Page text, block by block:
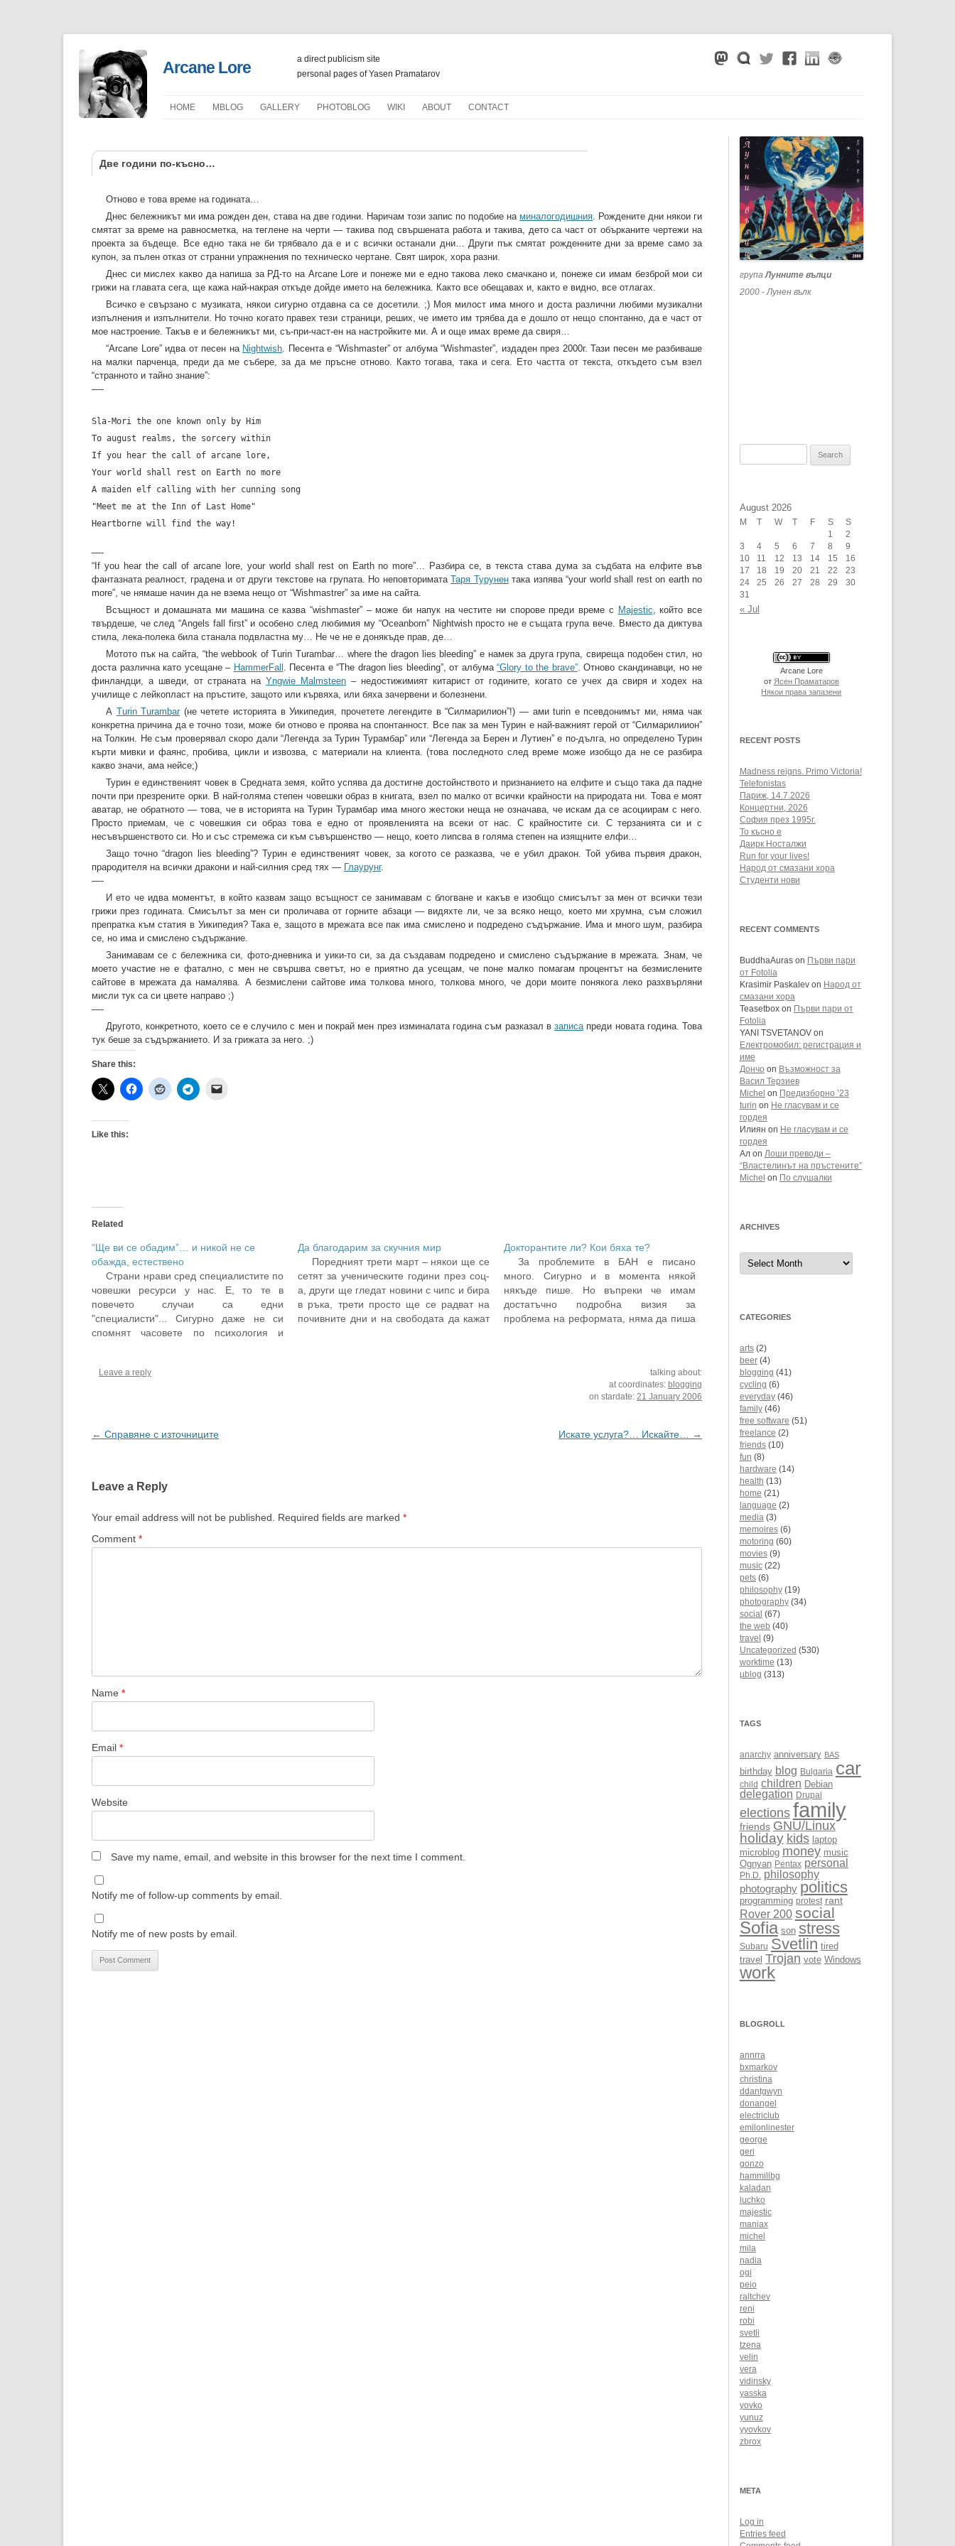
Arcane Lore
a direct publicism site
personal pages of Yasen Pramatarov
HOME ΜBLOG GALLERY PHOTOBLOG WIKI ABOUT CONTACT
Две години по-късно…
Отново е това време на годината…
Днес бележникът ми има рожден ден, става на две години. Наричам този запис по подобие на миналогодишния. Рождените дни някои ги
смятат за време на равносметка, на теглене на черти — такива под свършената работа и такива, дето са част от обърканите чертежи на
проекта за бъдеще. Все едно така не би трябвало да е и с всички останали дни… Други пък смятат рожденните дни за време само за
купон, за пълен отказ от странни упражнения по техническо чертане. Свят широк, хора разни.
Днес си мислех какво да напиша за РД-то на Arcane Lore и понеже ми е едно такова леко смачкано и, понеже си имам безброй мои си
грижи на главата сега, ще кажа най-накрая откъде дойде името на бележника. Както все обещавах и, както е видно, все отлагах.
Всичко е свързано с музиката, някои сигурно отдавна са се досетили. ;) Моя милост има много и доста различни любими музикални
изпълнения и изпълнители. Но точно когато правех тези страници, реших, че името им трябва да е дошло от нещо спонтанно, да е част от
мое настроение. Такъв е и бележникът ми, съ-при-част-ен на настройките ми. А и още имах време да свиря…
“Arcane Lore” идва от песен на Nightwish. Песента е “Wishmaster” от албума “Wishmaster”, издаден през 2000г. Тази песен ме разбиваше
на малки парченца, преди да ме събере, за да ме пръсне отново. Както тогава, така и сега. Ето частта от текста, откъдето съм взел
“странното и тайно знание”:
—-
Sla-Mori the one known only by Him
To august realms, the sorcery within
If you hear the call of arcane lore,
Your world shall rest on Earth no more
A maiden elf calling with her cunning song
"Meet me at the Inn of Last Home"
Heartborne will find the way!
—-
“If you hear the call of arcane lore, your world shall rest on Earth no more”… Разбира се, в текста става дума за съдбата на елфите във
фантазната реалност, градена и от други текстове на групата. Но неповториматаТаря Турунентака изпява “your world shall rest on earth no
more”, че нямаше начин да не взема нещо от “Wishmastrer” за име на сайта.
Всъщност и домашната ми машина се казва “wishmaster” – може би напук на честите ни спорове преди време с Majestic, който все
твърдеше, че след “Angels fall first” и особено след любимия му “Oceanborn” Nightwish просто не е същата група вече. Вместо да диктува
стила, лека-полека била станала подвластна му… Не че не е донякъде прав, де…
Мотото пък на сайта, “the webbook of Turin Turambar… where the dragon lies bleeding” е намек за друга група, свиреща подобен стил, но
доста различна като усещане – HammerFall . Песента е “The dragon lies bleeding”, от албума“Glory to the brave”. Отново скандинавци, но не
финландци, а шведи, от страната наYngwie Malmsteen– недостижимият китарист от годините, когато се учех да свиря и ходех на
училище с лейкопласт на пръстите, защото или кървяха, или бяха зачервени и болезнени.
А Turin Turambar (не четете историята в Уикипедия, прочетете легендите в “Силмарилион”!) — ами turin е псевдонимът ми, няма чак
конкретна причина да е точно този, може би отново е проява на спонтанност. Все пак за мен Турин е най-важният герой от “Силмарилиион”
на Толкин. Не съм проверявал скоро дали “Легенда за Турин Турамбар” или “Легенда за Берен и Лутиен” е по-дълга, но определено Турин
кърти мивки и фаянс, пробива, цикли и извозва, с материали на клиента. (това последното след време може изобщо да не се разбира
какво значи, ама нейсе;)
Турин е единственият човек в Средната земя, който успява да достигне достойнството и признанието на елфите и също така да падне
почти при презрените орки. В най-голяма степен човешки образ в книгата, взел по малко от всички крайности на природата ни. Това е моят
аватар, не обратното — това, че в историята на Турин Турамбар има много жестоки неща не означава, че искам да се асоциирам с него.
Просто приемам, че с човешкия си образ това е едно от проявленията на всеки от нас. С крайностите си. С терзанията си и с
несъвършенството си. Но и със стремежа си към съвършенство — нещо, което липсва в голяма степен на изящните елфи…
Защо точно “dragon lies bleeding”? Турин е единственият човек, за когото се разказва, че е убил дракон. Той убива първия дракон,
прародителя на всички дракони и най-силния сред тях — Глаурунг.
—-
И ето че идва моментът, в който казвам защо всъщност се занимавам с блогване и какъв е изобщо смисълът за мен от всички тези
грижи през годината. Смисълът за мен си проличава от горните абзаци — видяхте ли, че за всяко нещо, което ми хрумна, съм сложил
препратка към статия в Уикипедия? Така е, защото в мрежата все пак има смислено и подредено съдържание. Има и много шум, разбира
се, но има и смислено съдържание.
Занимавам се с бележника си, фото-дневника и уики-то си, за да създавам подредено и смислено съдържание в мрежата. Знам, че
моето участие не е фатално, с мен не свършва светът, но е приятно да усещам, че поне малко помагам процентът на безмислените
сайтове в мрежата да намалява. А безмислени сайтове има толкова много, толкова много, че дори моите понякога леко разхвърляни
мисли тук са си цвете направо ;)
—-
Другото, конкретното, което се е случило с мен и покрай мен през изминалата година съм разказал взаписапреди новата година. Това
тук беше за съдържанието. И за грижата за него. ;)
Share this:
Like this:
Related
“Ще ви се обадим”… и никой не се
обажда, естествено
Страни нрави сред специалистите по
човешки ресурси у нас. Е, то те в
повечето случаи са едни
"специалисти"... Сигурно даже не си
спомнят часовете по психология и
интервю за работа, все едно и също;
Да благодарим за скучния мир
Поредният трети март – някои ще се
сетят за ученическите години през соц-
а, други ще гледат новини с чипс и бира
в ръка, трети просто ще се радват на
почивните дни и на свободата да кажат
Докторантите ли? Кои бяха те?
За проблемите в БАН е писано
много. Сигурно и в момента някой
някъде пише. Но въпреки че имам
достатъчно подробна визия за
проблема на реформата, няма да пиша
Leave a reply
talking about:
at coordinates: blogging
on stardate: 21 January 2006
Post
← Справяне с източниците Искате услуга?… Искайте… →
Leave a Reply
Your email address will not be published. Required fields are marked *
Comment *
Name *
Email *
Website
Save my name, email, and website in this browser for the next time I comment.
Notify me of follow-up comments by email.
Notify me of new posts by email.
групаЛунните вълци
2000 - Лунен вълк
August 2026
M W F S
S
1
2
3
4 5 6 7 8
9
10
11 12 13 14 15
16
17
18 19 20 21 22
23
24
25 26 27 28 29
30
31
« Jul
Arcane Lore
от Ясен Праматаров
Някои права запазени
RECENT POSTS
Madness reigns. Primo Victoria!
Telefonistas
Париж, 14.7.2026
Концертни, 2026
София през 1995г.
То късно е
Даирк Носталжи
Run for your lives!
Народ от смазани хора
Студенти нови
RECENT COMMENTS
BuddhaAurason
Първи пари
от Fotolia
Krasimir Paskalevon Народ от
смазани хора
Teasetboxon
Първи пари от
Fotolia
YANI TSVETANOVon
Електромобил: регистрация и
име
Дончо on Възможност за
Васил Терзиев
Michel on
Предизборно ’23
turin on Не гласувам и се
гордея
Илиян on Не гласувам и се
гордея
Алon Лоши преводи –
“Властелинът на пръстените”
Michel on По слушалки
ARCHIVES
Archives
CATEGORIES
arts(2)
beer(4)
blogging (41)
cycling (6)
everyday(46)
family(46)
free software (51)
freelance (2)
friends(10)
fun (8)
hardware (14)
health (13)
home (21)
language (2)
media (3)
memoires(6)
motoring (60)
movies(9)
music(22)
pets(6)
philosophy(19)
photography(34)
social (67)
the web (40)
travel (9)
Uncategorized (530)
worktime (13)
µblog (313)
TAGS
anarchy anniversary BAS
birthday blog Bulgaria car
child children Debian
delegation Drupal
elections family
friends GNU/Linux
holiday kids laptop
microblog money music
Ognyan Pentax personal
Ph.D. philosophy
photography politics
programming protest rant
Rover 200 social
Sofia son stress
Subaru Svetlin tired
travel Trojan vote Windows
work
BLOGROLL
annrra
bxmarkov
christina
ddantgwyn
donangel
electriclub
emilonlinester
george
geri
gonzo
hammillbg
kaladan
luchko
majestic
maniax
michel
mila
nadia
ogi
peio
raltchev
reni
robi
svetli
tzena
velin
vera
vidinsky
yasska
yovko
yunuz
yyovkov
zbrox
META
Log in
Entries feed